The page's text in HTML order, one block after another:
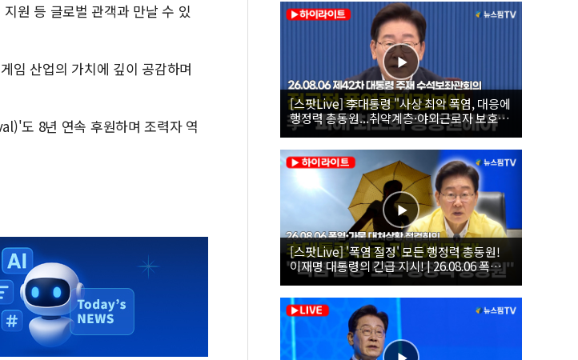
원 등 글로벌 관객과 만날 수 있
임 산업의 가치에 깊이 공감하며
도 8년 연속 후원하며 조력자 역
[스팟Live] 李대통령 "사상 최악 폭염, 대응에
행정력 총동원...취약계층·야외근로자 보호에
힘써야"｜26.08.06 제42차 대통령 주재 수석
보좌관회의
[스팟Live] '폭염 절정' 모든 행정력 총동원!
이재명 대통령의 긴급 지시! | 26.08.06 폭염•
가뭄 대처상황 점검회의